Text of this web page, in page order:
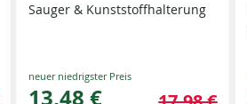
Sauger & Kunststoffhalterung
Special
Price